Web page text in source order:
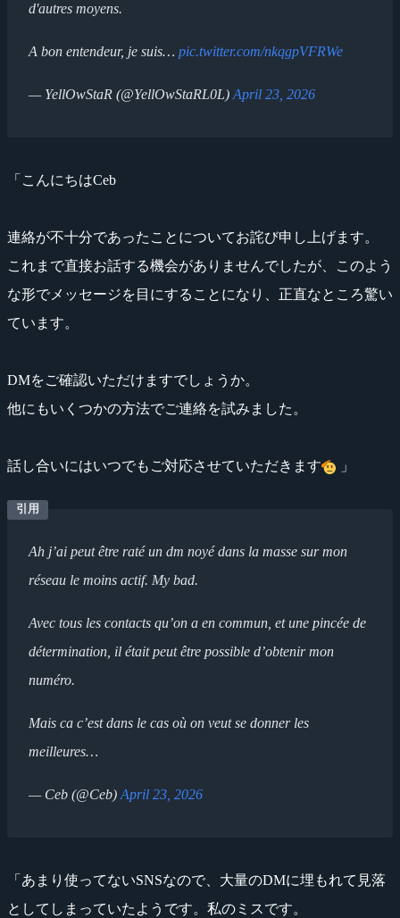
d'autres moyens.
A bon entendeur, je suis… pic.twitter.com/nkqgpVFRWe
— YellOwStaR (@YellOwStaRL0L) April 23, 2026
「こんにちはCeb
連絡が不十分であったことについてお詫び申し上げます。
これまで直接お話する機会がありませんでしたが、このよう
な形でメッセージを目にすることになり、正直なところ驚い
ています。
DMをご確認いただけますでしょうか。
他にもいくつかの方法でご連絡を試みました。
話し合いにはいつでもご対応させていただきます 」
Ah j’ai peut être raté un dm noyé dans la masse sur mon
réseau le moins actif. My bad.
Avec tous les contacts qu’on a en commun, et une pincée de
détermination, il était peut être possible d’obtenir mon
numéro.
Mais ca c’est dans le cas où on veut se donner les
meilleures…
— Ceb (@Ceb) April 23, 2026
「あまり使ってないSNSなので、大量のDMに埋もれて見落
としてしまっていたようです。私のミスです。